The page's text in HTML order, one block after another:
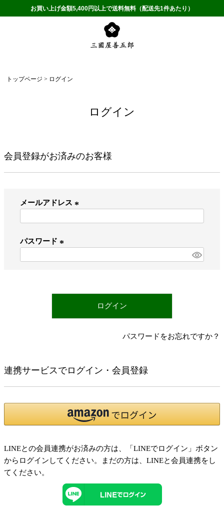
お買い上げ金額5,400円以上で送料無料（配送先1件あたり）
トップページ ログイン
ログイン
会員登録がお済みのお客様
メールアドレス
パスワード
)
ログイン
パスワードをお忘れですか？
連携サービスでログイン・会員登録
LINEとの会員連携がお済みの方は、「LINEでログイン」ボタン
からログインしてください。まだの方は、 LINEと会員連携をし
てください。